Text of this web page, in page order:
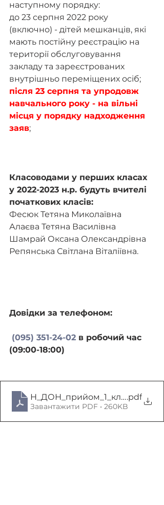
наступному порядку:
до 23 серпня 2022 року
(включно) - дітей мешканців, які
мають постійну реєстрацію на
території обслуговування
закладу та зареєстрованих
внутрішньо переміщених осіб;
після 23 серпня та упродовж
навчального року - на вільні
місця у порядку надходження
заяв;
Класоводами у перших класах
у 2022-2023 н.р. будуть вчителі
початкових класів:
Фесюк Тетяна Миколаївна
Алаєва Тетяна Василівна
Шамрай Оксана Олександрівна
Репянська Світлана Віталіївна.
Довідки за телефоном:
(095) 351-24-02 в робочий час
(09:00-18:00)
Н_ДОН_прийом_1_класи_2022
.pdf
Завантажити PDF • 260KB